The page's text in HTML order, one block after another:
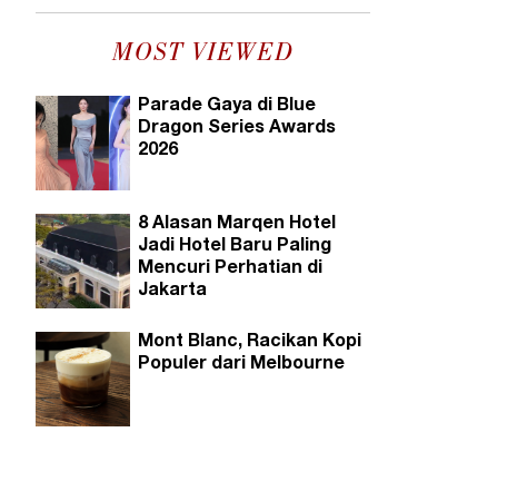
MOST VIEWED
Parade Gaya di Blue
Dragon Series Awards
2026
8 Alasan Marqen Hotel
Jadi Hotel Baru Paling
Mencuri Perhatian di
Jakarta
Mont Blanc, Racikan Kopi
Populer dari Melbourne